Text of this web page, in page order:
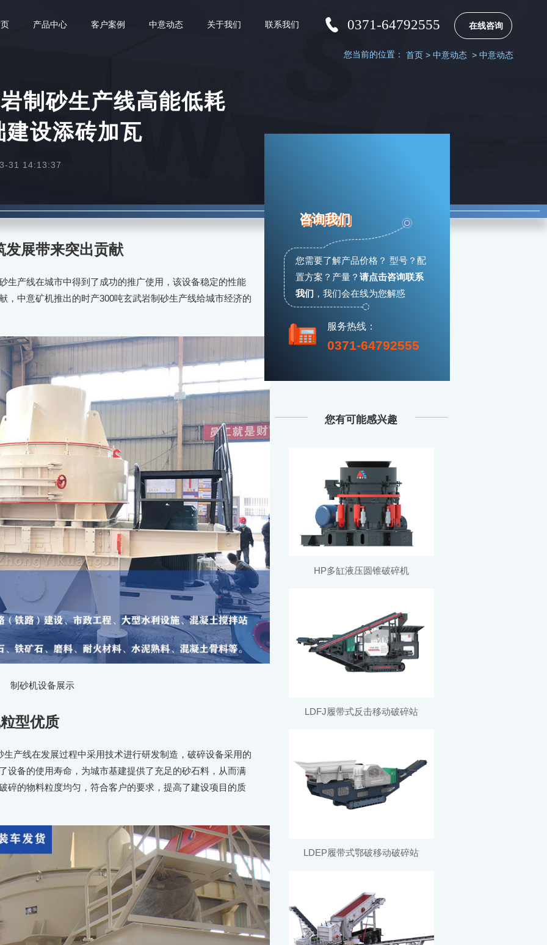
0371-64792555 在线咨询
产品中心 客户案例 中意动态 关于我们 联系我们
您当前的位置： 首页 > 中意动态 > 中意动态
制砂生产线高能低耗
设添砖加瓦
31 14:13:37
发展带来突出贡献
产线在城市中得到了成功的推广使用，该设备稳定的性能
，中意矿机推出的时产300吨玄武岩制砂生产线给城市经济的
制砂机设备展示
型优质
线在发展过程中采用技术进行研发制造，破碎设备采用的
设备的使用寿命，为城市基建提供了充足的砂石料，从而满
碎的物料粒度均匀，符合客户的要求，提高了建设项目的质
咨询我们
您需要了解产品价格？ 型号？配
置方案？产量？ 请点击咨询联系
我们 ， 我们会在线为您解惑
服务热线：
0371-64792555
您有可能感兴趣
HP多缸液压圆锥破碎机
LDFJ履带式反击移动破碎站
LDEP履带式鄂破移动破碎站